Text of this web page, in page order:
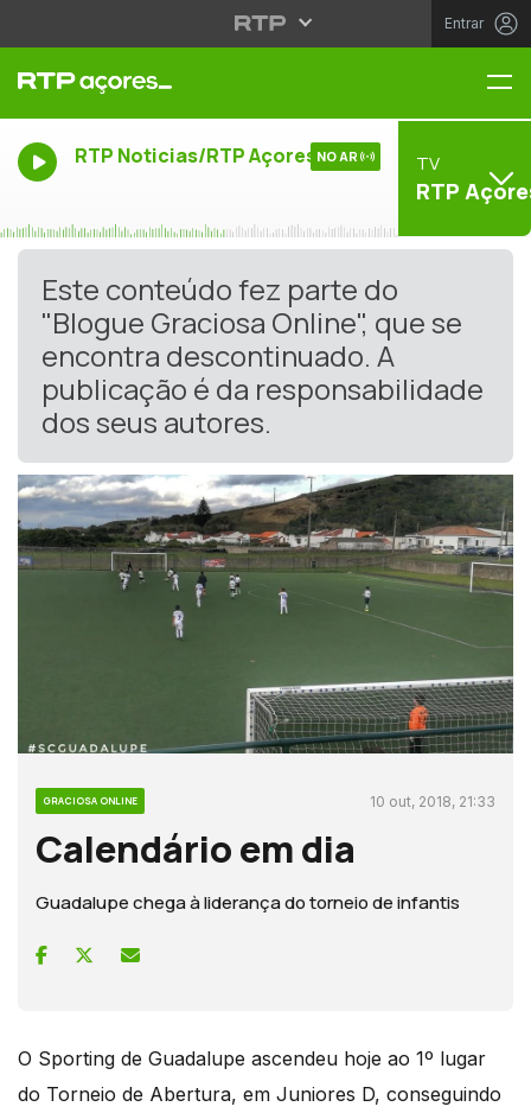
Entrar
RTP Noticias/RTP Açores NO AR TV
RTP
Este conteúdo fez parte do
"Blogue Graciosa Online", que se
encontra descontinuado. A
publicação é da responsabilidade
dos seus autores.
GRACIOSA ONLINE 10 out, 2018, 21:33
Calendário em dia
Guadalupe chega à liderança do torneio de infantis
O Sporting de Guadalupe ascendeu hoje ao 1º lugar
do Torneio de Abertura, em Juniores D, conseguindo